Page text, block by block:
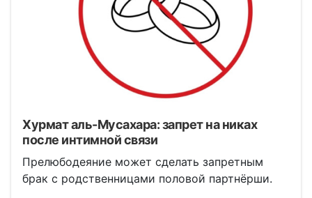
Хурмат аль-Мусахара: запрет на никах
после интимной связи
Прелюбодеяние может сделать запретным
брак с родственницами половой партнёрши.